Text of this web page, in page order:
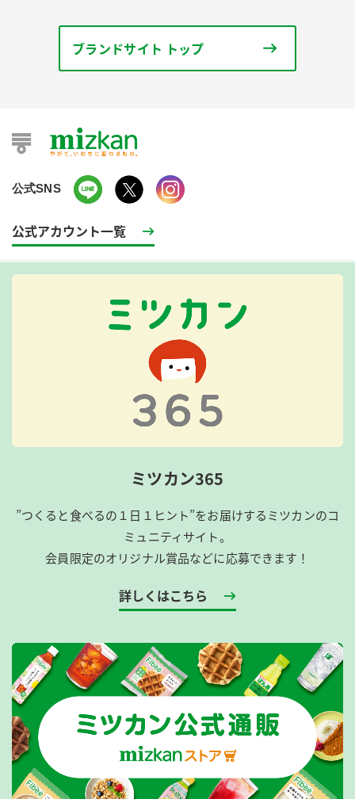
ブランドサイト トップ
公式SNS
公式アカウント一覧
ミツカン365
”つくると食べるの１日１ヒント”をお届けするミツカンのコ
ミュニティサイト。
会員限定のオリジナル賞品などに応募できます！
詳しくはこちら